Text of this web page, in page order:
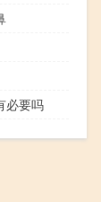
必要吗